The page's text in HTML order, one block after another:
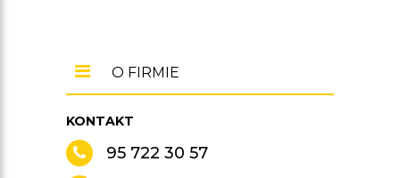
KONTAKT
95 722 30 57
O FIRMIE